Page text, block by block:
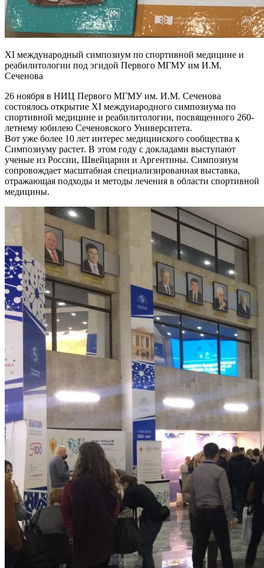
ХI международный симпозиум по спортивной медицине и
реабилитологии под эгидой Первого МГМУ им И.М.
Сеченова
26 ноября в НИЦ Первого МГМУ им. И.М. Сеченова
состоялось открытие ХI международного симпозиума по
спортивной медицине и реабилитологии, посвященного 260-
летнему юбилею Сеченовского Университета.
Вот уже более 10 лет интерес медицинского сообщества к
Симпозиуму растет. В этом году с докладами выступают
ученые из России, Швейцарии и Аргентины. Симпозиум
сопровождает масштабная специализированная выставка,
отражающая подходы и методы лечения в области спортивной
медицины.